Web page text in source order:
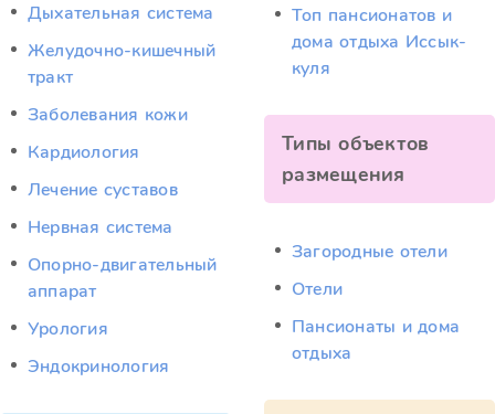
Дыхательная система
Желудочно-кишечный
тракт
Заболевания кожи
Кардиология
Лечение суставов
Нервная система
Опорно-двигательный
аппарат
Урология
Эндокринология
Топ пансионатов и
дома отдыха Иссык-
куля
Типы объектов
размещения
Загородные отели
Отели
Пансионаты и дома
отдыха